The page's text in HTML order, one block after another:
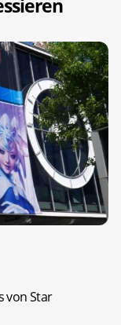
von Star